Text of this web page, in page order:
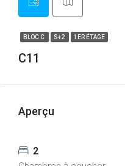
BLOC C S+2 1ER ÉTAGE
C11
Aperçu
2